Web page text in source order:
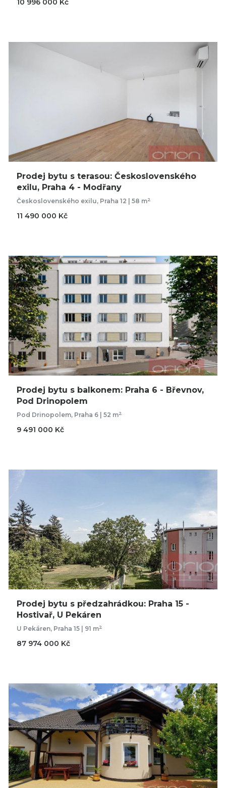
10 996 000 Kč
Prodej bytu s terasou: Československého
exilu, Praha 4 - Modřany
Československého exilu, Praha 12 | 58 m2
11 490 000 Kč
Prodej bytu s balkonem: Praha 6 - Břevnov,
Pod Drinopolem
Pod Drinopolem, Praha 6 | 52 m2
9 491 000 Kč
Prodej bytu s předzahrádkou: Praha 15 -
Hostivař, U Pekáren
U Pekáren, Praha 15 | 91 m2
87 974 000 Kč